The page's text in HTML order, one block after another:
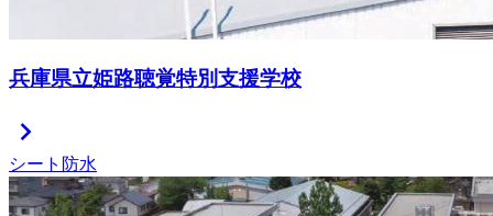
兵庫県立姫路聴覚特別支援学校
chevron_right
シート防水